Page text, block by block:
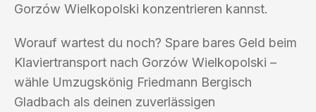
Gorzów Wielkopolski konzentrieren kannst.
Worauf wartest du noch? Spare bares Geld beim
Klaviertransport nach Gorzów Wielkopolski –
wähle Umzugskönig Friedmann Bergisch
Gladbach als deinen zuverlässigen